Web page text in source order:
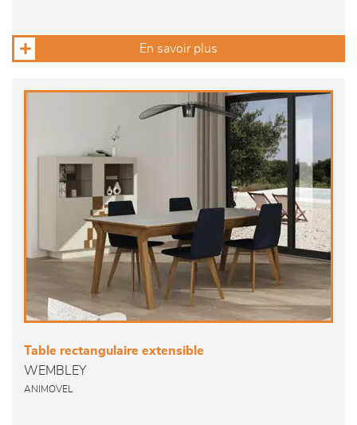
En savoir plus
Table rectangulaire extensible
WEMBLEY
ANIMOVEL